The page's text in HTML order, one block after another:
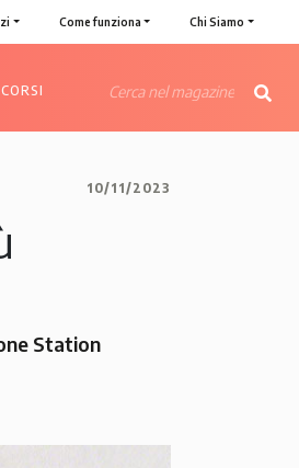
10/11/2023
Station
Come funziona Chi Siamo